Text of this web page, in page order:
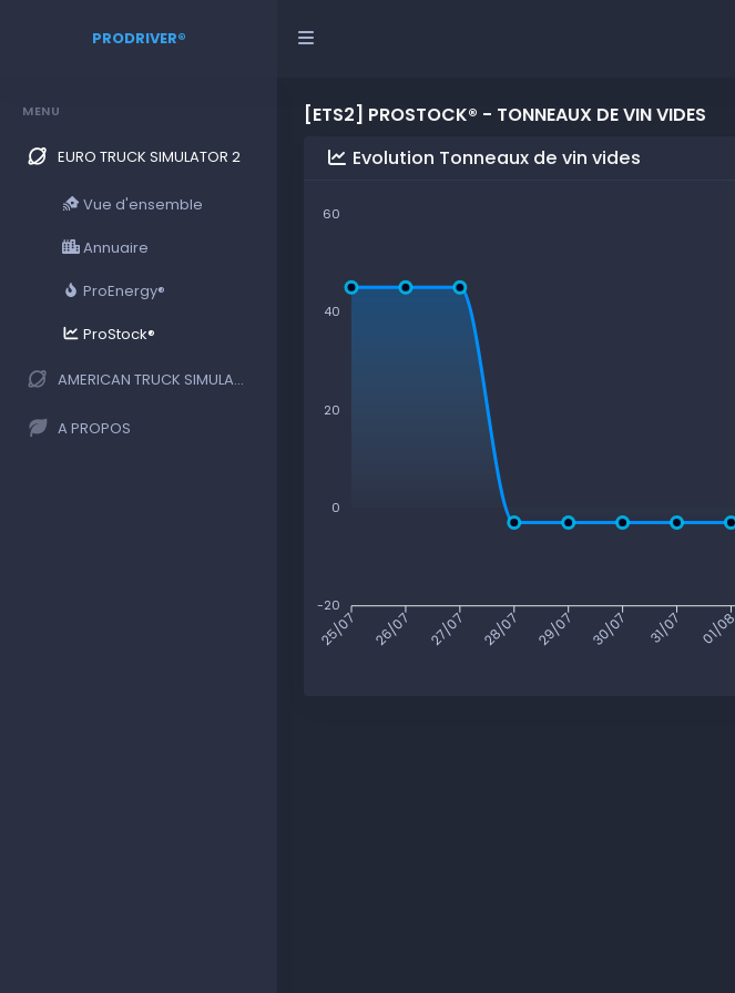
PRODRIVER®
MENU
EURO TRUCK SIMULATOR 2
Vue d'ensemble
Annuaire
ProEnergy®
ProStock®
AMERICAN TRUCK SIMULATOR
A PROPOS
[ETS2] PROSTOCK® - TONNEAUX DE VIN VIDES
Evolution Tonneaux de vin vides
60
40
20
0
-20
25/07 26/07 27/07 28/07 29/07 30/07 31/07 01/08